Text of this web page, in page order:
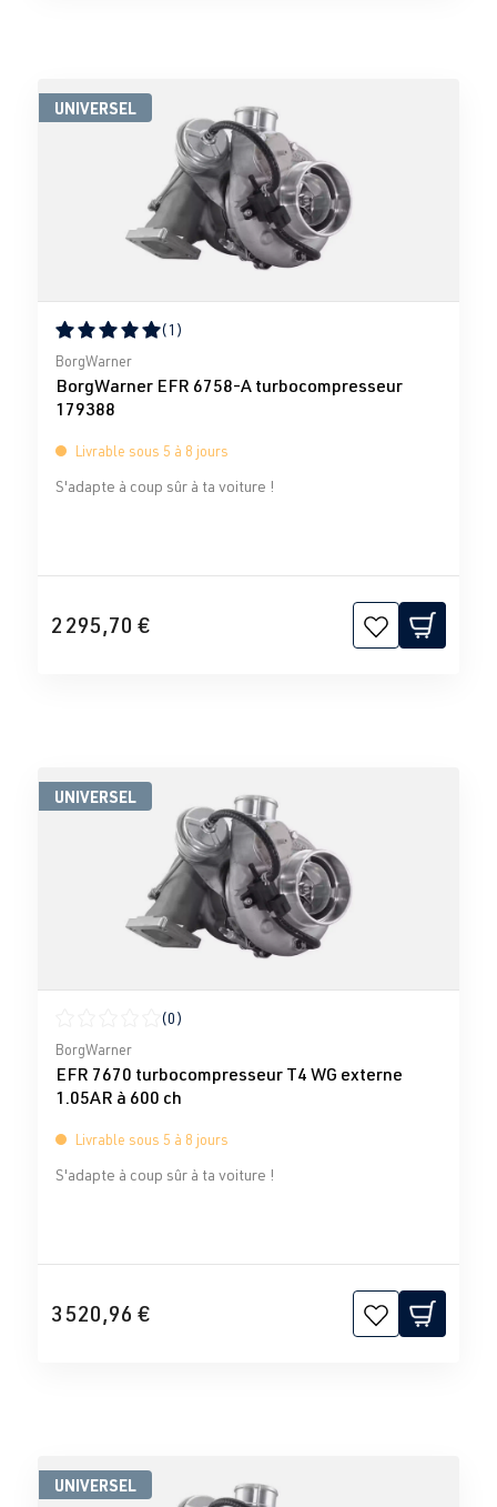
UNIVERSEL
Note moyenne de 5 sur 5 étoiles
(1)
BorgWarner
BorgWarner EFR 6758-A turbocompresseur
179388
Livrable sous 5 à 8 jours
S'adapte à coup sûr à ta voiture !
2 295,70 €
UNIVERSEL
Note moyenne de 0 sur 5 étoiles
(0)
BorgWarner
EFR 7670 turbocompresseur T4 WG externe
1.05AR à 600 ch
Livrable sous 5 à 8 jours
S'adapte à coup sûr à ta voiture !
3 520,96 €
UNIVERSEL